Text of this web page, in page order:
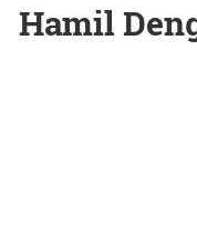
Hamil